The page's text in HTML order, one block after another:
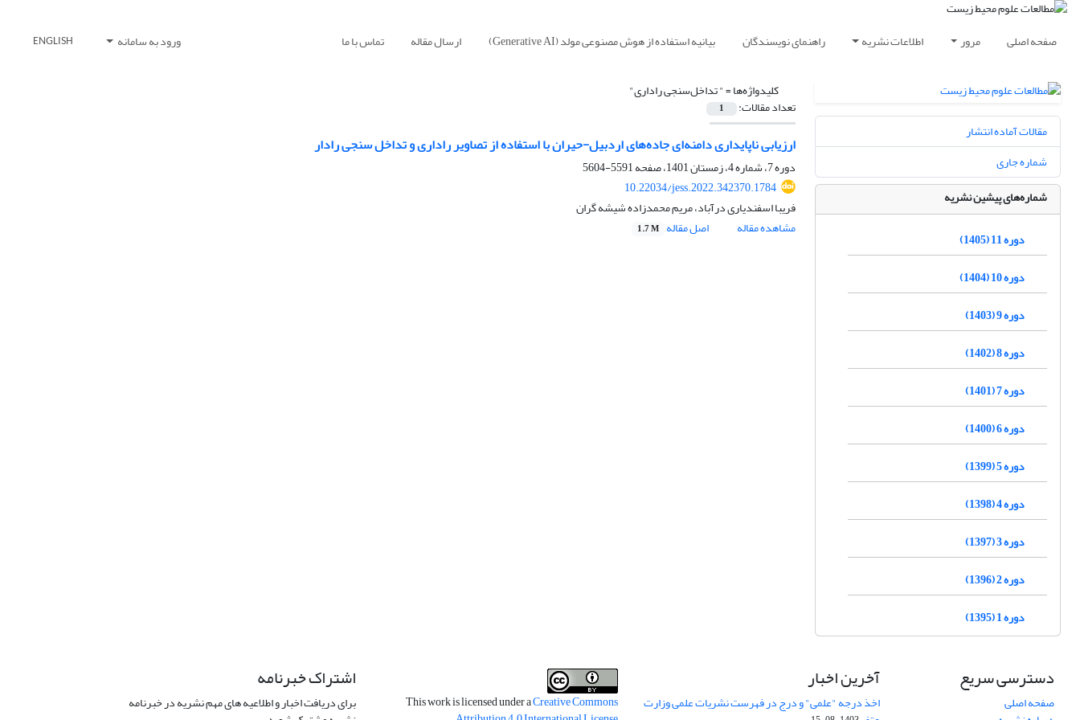
صفحه اصلی مرور اطلاعات نشریه راهنمای نویسندگان بیانیه استفاده از هوش مصنوعی مولد (Generative AI) ارسال مقاله تماس با ما ورود به سامانه ENGLISH
کلیدواژه‌ها =" تداخل‌سنجی راداری"
تعداد مقالات: 1
ارزیابی ناپایداری دامنه‌ای جاده‌های اردبیل-حیران با استفاده از تصاویر راداری و تداخل سنجی رادار
دوره 7، شماره 4، زمستان 1401، صفحه
5591-5604
10.22034/jess.2022.342370.1784
فریبا اسفندیاری درآباد، مریم محمدزاده شیشه گران
مشاهده مقاله
اصل مقاله 1.7 M
مقالات آماده انتشار
شماره جاری
شماره‌های پیشین نشریه
دوره 11 (1405)
دوره 10 (1404)
دوره 9 (1403)
دوره 8 (1402)
دوره 7 (1401)
دوره 6 (1400)
دوره 5 (1399)
دوره 4 (1398)
دوره 3 (1397)
دوره 2 (1396)
دوره 1 (1395)
دسترسی سریع
صفحه اصلی
آخرین اخبار
اخذ درجه "علمی" و درج در فهرست نشریات علمی وزارت This work is licensed under aCreative Commons
اشتراک خبرنامه
برای دریافت اخبار و اطلاعیه های مهم نشریه در خبرنامه